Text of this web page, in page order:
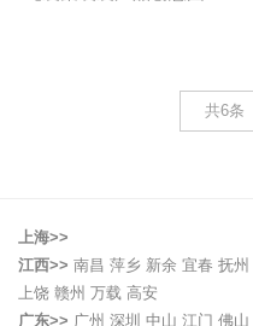
共6条
上海>>
江西>> 南昌 萍乡 新余 宜春 抚州
上饶 赣州 万载 高安
广东>> 广州 深圳 中山 江门 佛山